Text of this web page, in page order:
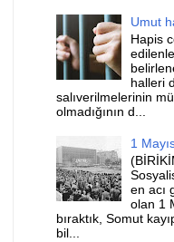
Umut
Hapis
halleri
salıverilmelerinin
olmadığının d...
1
en acı
olan 1
bıraktık, Somut
bil...